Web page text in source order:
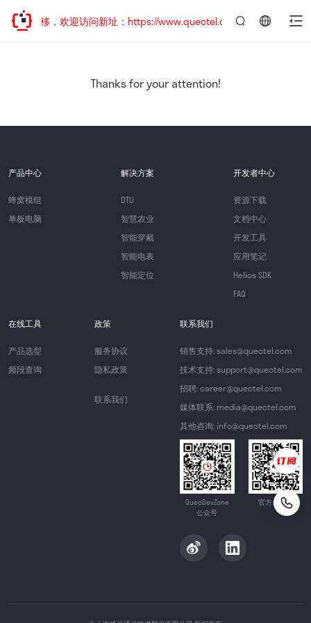
址已迁移，欢迎访问新址：https://www.quectel.com.cn
Thanks for your attention!
产品中心
蜂窝模组
单板电脑
解决方案
DTU
智慧农业
智能穿戴
智能电表
智能定位
开发者中心
资源下载
文档中心
开发工具
应用笔记
Helios SDK
FAQ
在线工具
产品选型
频段查询
政策
服务协议
隐私政策
联系我们
联系我们
销售支持: sales@quectel.com
技术支持: support@quectel.com
招聘: career@quectel.com
媒体联系: media@quectel.com
其他咨询: info@quectel.com
QuecDevZone
公众号
官方公众号